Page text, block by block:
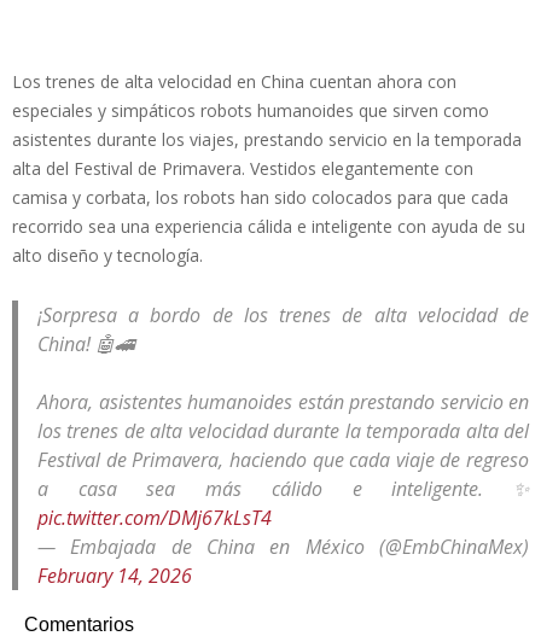
Los trenes de alta velocidad en China cuentan ahora con
especiales y simpáticos robots humanoides que sirven como
asistentes durante los viajes, prestando servicio en la temporada
alta del Festival de Primavera. Vestidos elegantemente con
camisa y corbata, los robots han sido colocados para que cada
recorrido sea una experiencia cálida e inteligente con ayuda de su
alto diseño y tecnología.
¡Sorpresa a bordo de los trenes de alta velocidad de
China! 🤖🚄
Ahora, asistentes humanoides están prestando servicio en
los trenes de alta velocidad durante la temporada alta del
Festival de Primavera, haciendo que cada viaje de regreso
a casa sea más cálido e inteligente. ✨
pic.twitter.com/DMj67kLsT4
— Embajada de China en México (@EmbChinaMex)
February 14, 2026
Comentarios